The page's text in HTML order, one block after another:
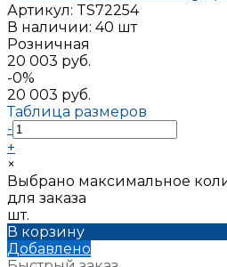
Артикул: TS72254
В наличии: 40 шт
Розничная
20 003 руб.
-0%
20 003 руб.
Таблица размеров
-
+
×
Выбрано максимальное
для заказа
шт.
В корзину
Добавлено